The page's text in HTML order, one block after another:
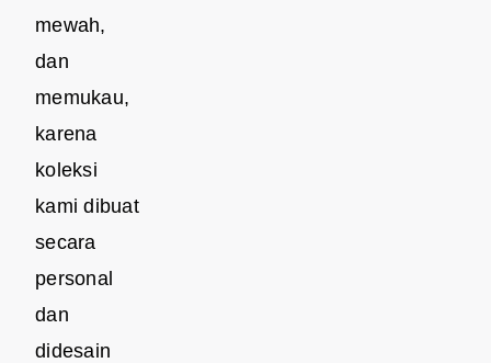
mewah,
dan
memukau,
karena
koleksi
kami dibuat
secara
personal
dan
didesain